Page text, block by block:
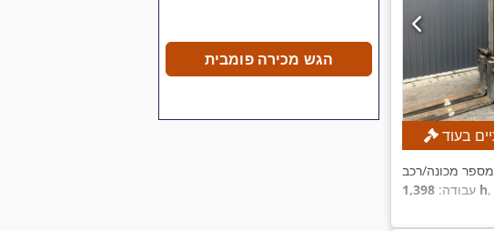
הגש מכירה פומבית
עבודה: 1,398 h